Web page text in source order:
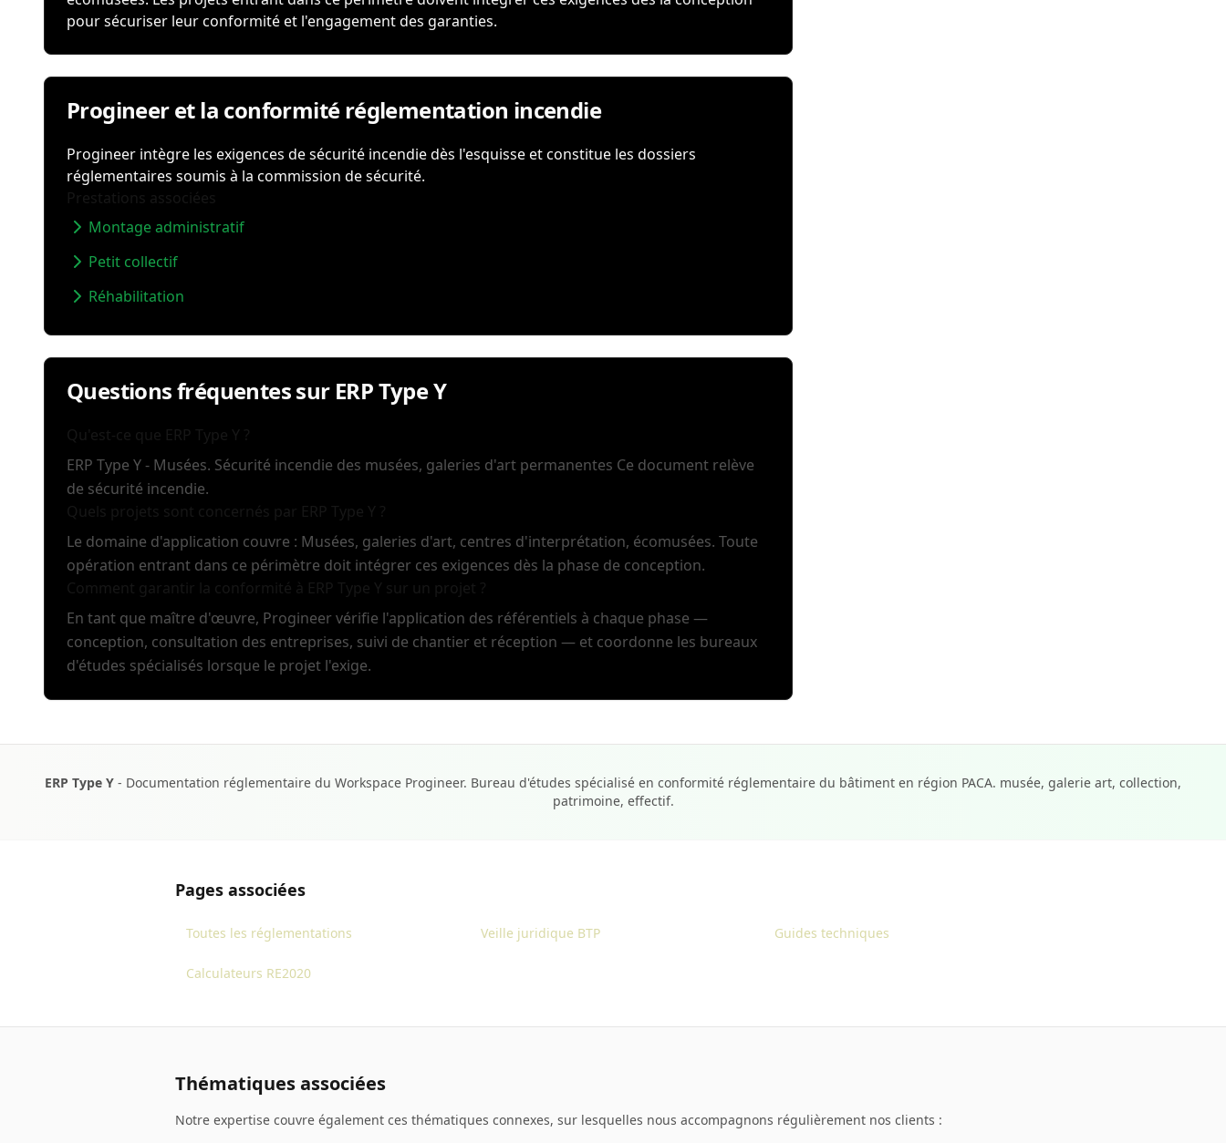
pour sécuriser leur conformité et l'engagement des garanties.
Progineer et la conformité réglementation incendie
Progineer intègre les exigences de sécurité incendie dès l'esquisse et constitue les dossiers
réglementaires soumis à la commission de sécurité.
Montage administratif
Petit collectif
Réhabilitation
Questions fréquentes sur ERP Type Y
ERP Type Y - Musées. Sécurité incendie des musées, galeries d'art permanentes Ce document relève
de sécurité incendie.
Le domaine d'application couvre : Musées, galeries d'art, centres d'interprétation, écomusées. Toute
opération entrant dans ce périmètre doit intégrer ces exigences dès la phase de conception.
En tant que maître d'œuvre, Progineer vérifie l'application des référentiels à chaque phase —
conception, consultation des entreprises, suivi de chantier et réception — et coordonne les bureaux
d'études spécialisés lorsque le projet l'exige.
ERP Type Y - Documentation réglementaire du Workspace Progineer. Bureau d'études spécialisé en conformité réglementaire du bâtiment en région PACA. musée, galerie art, collection,
patrimoine, effectif.
Pages associées
Toutes les réglementations Veille juridique BTP Guides techniques
Calculateurs RE2020
Thématiques associées
Notre expertise couvre également ces thématiques connexes, sur lesquelles nous accompagnons régulièrement nos clients :